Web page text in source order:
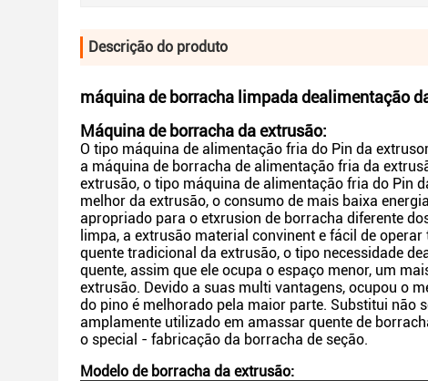
Descrição do produto
máquina de borracha limpada dealimentação
Máquina de borracha da extrusão:
O tipo máquina de alimentação fria do Pin da
a máquina de borracha de alimentação fria da
extrusão, o tipo máquina de alimentação fria do Pin
melhor da extrusão, o consumo de mais baixa
apropriado para o etxrusion de borracha diferente
limpa, a extrusão material convinent e fácil de
quente tradicional da extrusão, o tipo necessidade
quente, assim que ele ocupa o espaço menor, um
extrusão. Devido a suas multi vantagens, ocupou o
do pino é melhorado pela maior parte. Substitui não
amplamente utilizado em amassar quente de
o special - fabricação da borracha de seção.
Modelo de borracha da extrusão: